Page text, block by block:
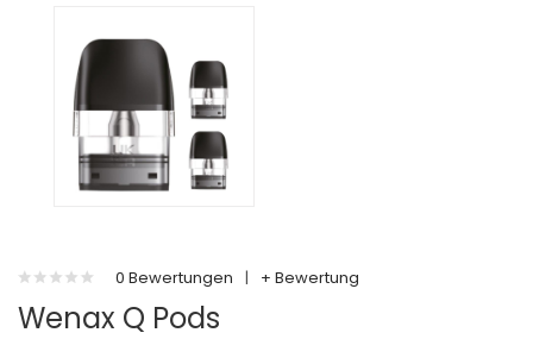
0 Bewertungen | + Bewertung
Wenax Q Pods